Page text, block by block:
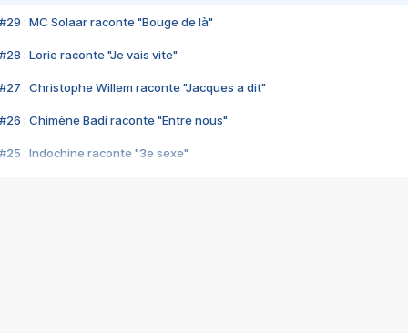
#29 : MC Solaar raconte "Bouge de là"
#28 : Lorie raconte "Je vais vite"
#27 : Christophe Willem raconte "Jacques a dit"
#26 : Chimène Badi raconte "Entre nous"
#25 : Indochine raconte "3e sexe"